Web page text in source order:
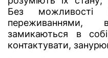
Без можливості
замикаються в
контактувати,